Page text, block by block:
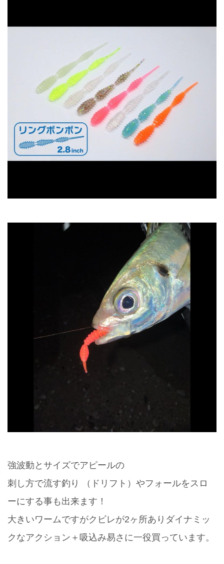
強波動とサイズでアピールの
刺し方で流す釣り （ドリフト）やフォールをスロ
ーにする事も出来ます！
大きいワームですがクビレが2ヶ所ありダイナミッ
クなアクション＋吸込み易さに一役買っています。